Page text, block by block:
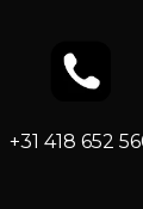
+31 418 652